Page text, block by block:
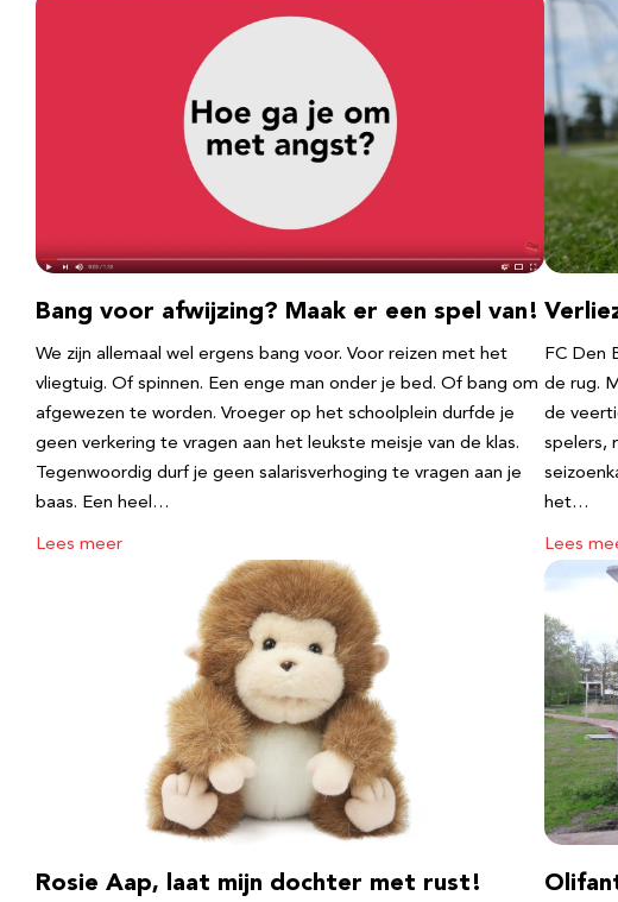
Bang voor afwijzing? Maak er een spel van!
We zijn allemaal wel ergens bang voor. Voor reizen met het
vliegtuig. Of spinnen. Een enge man onder je bed. Of bang om
afgewezen te worden. Vroeger op het schoolplein durfde je
geen verkering te vragen aan het leukste meisje van de klas.
Tegenwoordig durf je geen salarisverhoging te vragen aan je
baas. Een heel…
Lees meer
FC Den
de rug.
de
spelers,
het…
Lees
Rosie Aap, laat mijn dochter met rust!